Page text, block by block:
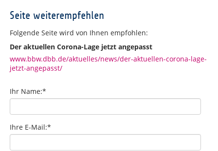
Seite weiterempfehlen
Folgende Seite wird von Ihnen empfohlen:
Der aktuellen Corona-Lage jetzt angepasst
www.bbw.dbb.de/aktuelles/news/der-aktuellen-corona-lage-
jetzt-angepasst/
Ihr Name:*
Ihre E-Mail:*